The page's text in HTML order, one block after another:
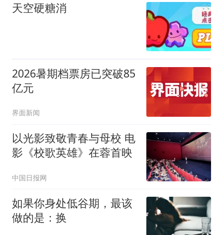
天空硬糖消
2026暑期档票房已突破85
亿元
界面新闻
以光影致敬青春与母校 电
影《校歌英雄》在蓉首映
中国日报网
如果你身处低谷期，最该
做的是：换